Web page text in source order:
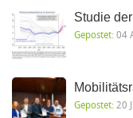
Studie
Gepostet:04
Gepostet: 20